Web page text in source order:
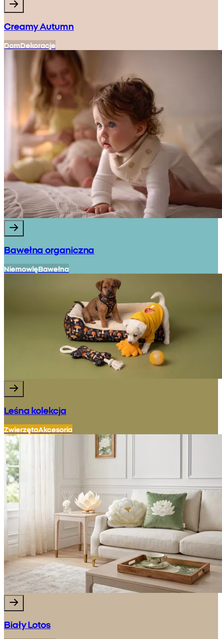
Creamy Autumn
DomDekoracje
Bawełna organiczna
NiemowlęBawełna
Leśna kolekcja
ZwierzętaAkcesoria
Biały Lotos